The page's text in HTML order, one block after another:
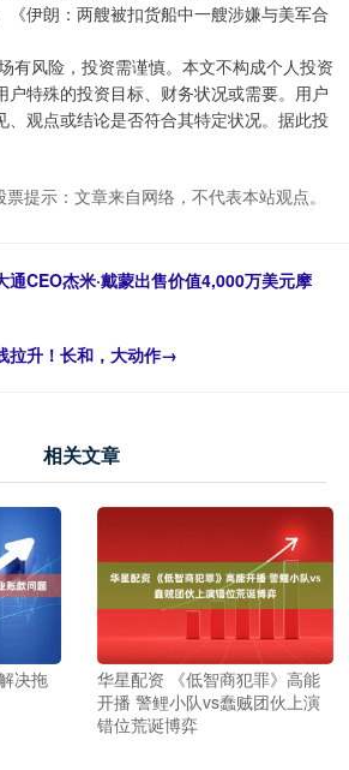
《伊朗：两艘被扣货船中一艘涉嫌与美军合
有风险，投资需谨慎。本文不构成个人投资
户特殊的投资目标、财务状况或需要。用户
、观点或结论是否符合其特定状况。据此投
票提示：文章来自网络，不代表本站观点。
通CEO杰米·戴蒙出售价值4,000万美元摩
拉升！长和，大动作→
相关文章
决拖
华星配资 《低智商犯罪》高能
开播 警鲤小队vs蠢贼团伙上演
错位荒诞博弈